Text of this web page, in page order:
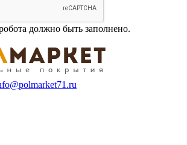
должно быть заполнено.